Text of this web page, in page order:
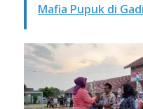
Mafia Pupuk di